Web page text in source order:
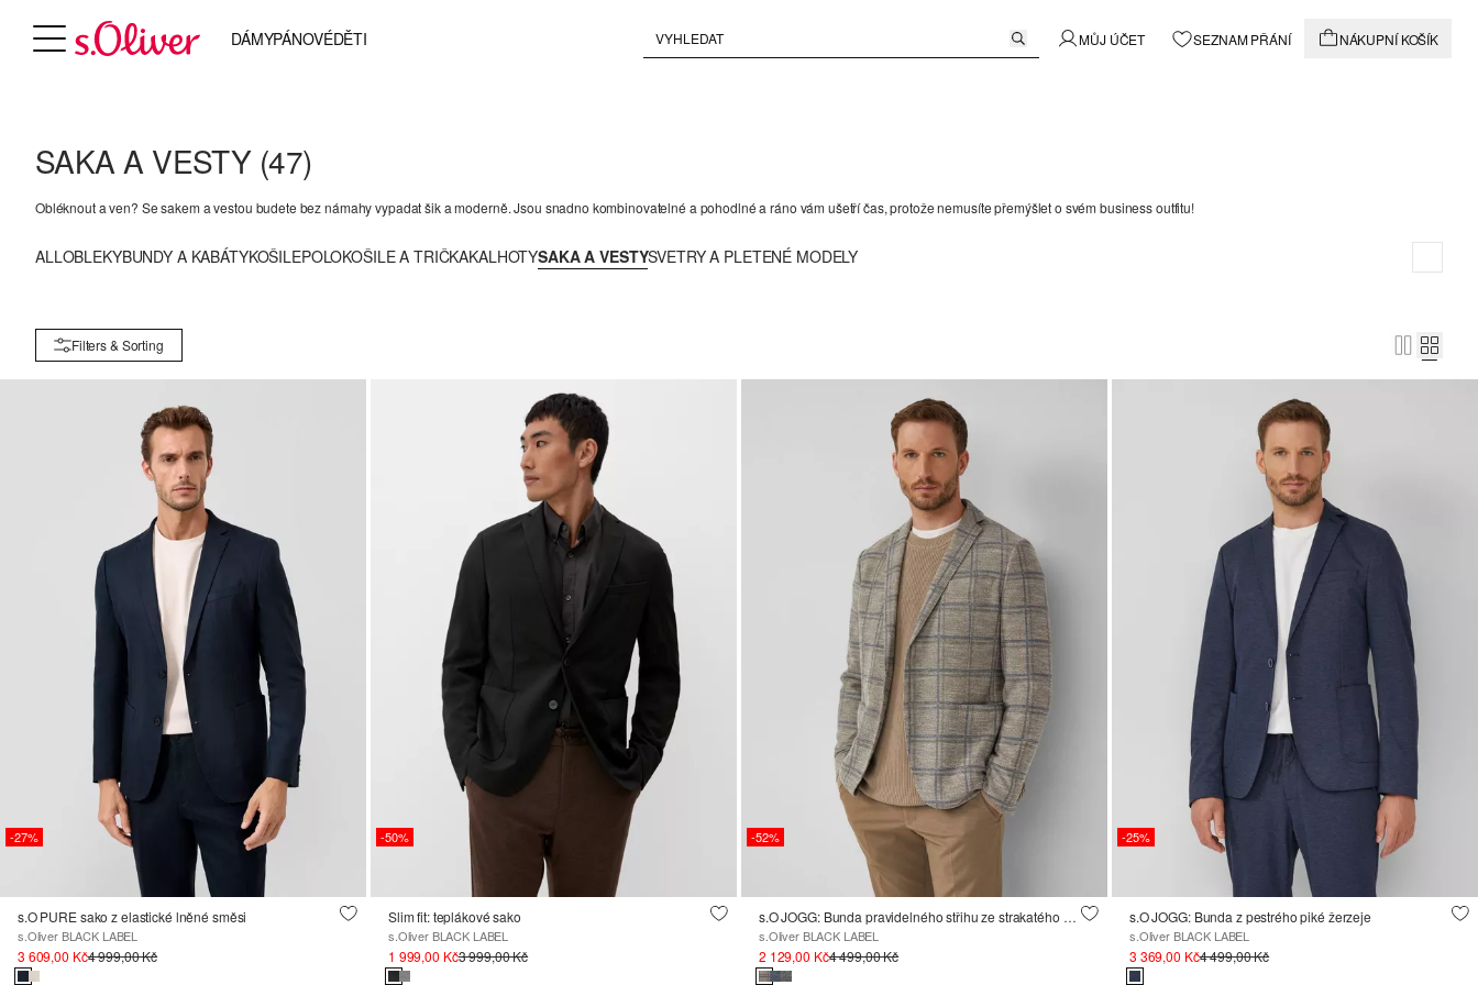
DÁMYPÁNOVÉDĚTI MŮJ ÚČET SEZNAM PŘÁNÍ NÁKUPNÍ KOŠÍK
SAKA A VESTY (47)
Obléknout a ven? Se sakem a vestou budete bez námahy vypadat šik a moderně. Jsou snadno kombinovatelné a pohodlné a ráno vám ušetří čas, protože nemusíte přemýšlet o svém business outfitu!
ALLOBLEKYBUNDY A KABÁTYKOŠILEPOLOKOŠILE A TRIČKAKALHOTYSAKA A VESTYSVETRY A PLETENÉ MODELY
Filters & Sorting
-27%
s.O PURE sako z elastické lněné směsi
s.Oliver BLACK LABEL
3 609,00 Kč4 999,00 Kč
-50%
Slim fit: teplákové sako
s.Oliver BLACK LABEL
1 999,00 Kč3 999,00 Kč
-52%
s.O JOGG: Bunda pravidelného střihu ze strakatého žerzeje bouclé
s.Oliver BLACK LABEL
2 129,00 Kč4 499,00 Kč
-25%
s.O JOGG: Bunda z pestrého piké žerzeje
s.Oliver BLACK LABEL
3 369,00 Kč4 499,00 Kč